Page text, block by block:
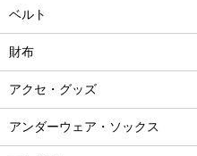
ベルト
財布
アクセ・グッズ
アンダーウェア・ソックス